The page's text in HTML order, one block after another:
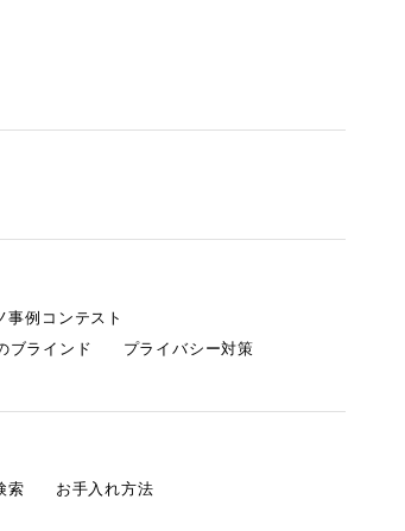
事例コンテスト
ブラインド
プライバシー対策
索
お手入れ方法